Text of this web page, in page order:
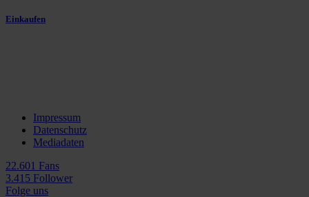
Einkaufen
Impressum
Datenschutz
Mediadaten
22.601 Fans
3.415 Follower
Folge uns